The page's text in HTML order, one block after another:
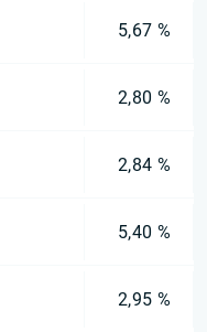
5,67 %
2,80 %
2,84 %
5,40 %
2,95 %